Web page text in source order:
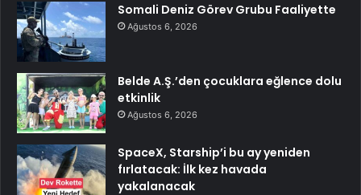
Somali Deniz Görev Grubu Faaliyette
Ağustos 6, 2026
Belde A.Ş.’den çocuklara eğlence dolu
etkinlik
Ağustos 6, 2026
SpaceX, Starship’i bu ay yeniden
fırlatacak: İlk kez havada
yakalanacak